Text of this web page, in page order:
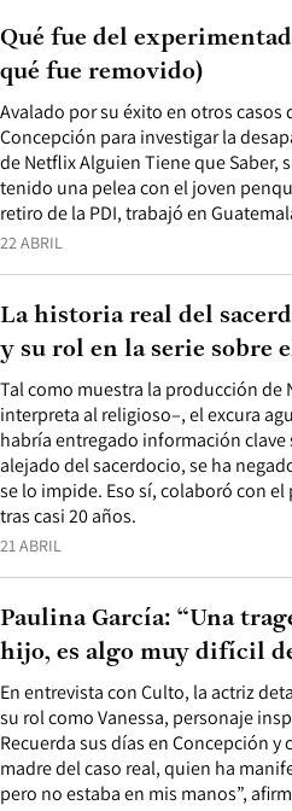
22 ABRIL
Avalado por su éxito en otros
Concepción para investigar la
de Netflix Alguien Tiene que
tenido una pelea con el joven
retiro de la PDI, trabajó en
Qué fue del
qué fue removido)
21 ABRIL
Tal como muestra la producción de
interpreta al religioso–, el excura
habría entregado información clave
alejado del sacerdocio, se ha
se lo impide. Eso sí, colaboró con
tras casi 20 años.
La historia real del
y su rol en la serie sobre
En entrevista con Culto, la actriz
su rol como Vanessa, personaje
Recuerda sus días en Concepción
madre del caso real, quien ha
pero no estaba en mis manos”,
Paulina García: “Una
hijo, es algo muy difícil